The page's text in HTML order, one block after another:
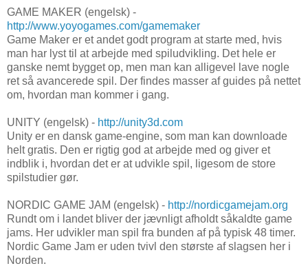
GAME MAKER (engelsk) -
http://www.yoyogames.com/gamemaker
Game Maker er et andet godt program at starte med, hvis
man har lyst til at arbejde med spiludvikling. Det hele er
ganske nemt bygget op, men man kan alligevel lave nogle
ret så avancerede spil. Der findes masser af guides på nettet
om, hvordan man kommer i gang.
UNITY (engelsk) - http://unity3d.com
Unity er en dansk game-engine, som man kan downloade
helt gratis. Den er rigtig god at arbejde med og giver et
indblik i, hvordan det er at udvikle spil, ligesom de store
spilstudier gør.
NORDIC GAME JAM (engelsk) - http://nordicgamejam.org
Rundt om i landet bliver der jævnligt afholdt såkaldte game
jams. Her udvikler man spil fra bunden af på typisk 48 timer.
Nordic Game Jam er uden tvivl den største af slagsen her i
Norden.